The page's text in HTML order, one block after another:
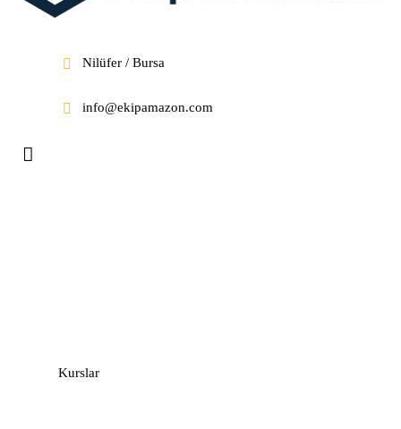
Nilüfer / Bursa
info@ekipamazon.com
Kurslar